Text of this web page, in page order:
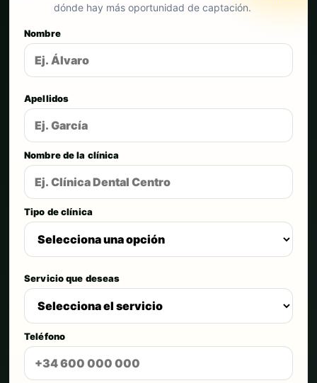
dónde hay más oportunidad de captación.
Nombre
Apellidos
Nombre de la clínica
Tipo de clínica
Servicio que deseas
Teléfono